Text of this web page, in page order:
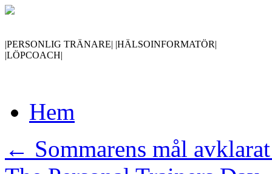
|PERSONLIG TRÄNARE| |HÄLSOINFORMATÖR|
|LÖPCOACH|
till
innehållHem
← Sommarens mål